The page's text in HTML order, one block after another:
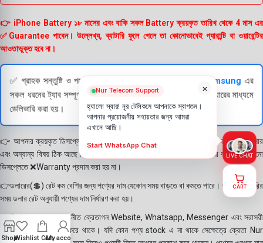
👉 iPhone Battery ১৮ মাসের এবং বাকি সকল Battery ক্রয়কৃত তারিখ থেকে 4 মাস এর
✅Guarantee পাবেন। উল্লেখ্য, ব্যাটারি ফুলে গেলে তা কোনোভাবেই গ্যারান্টি বা ওয়ারেন্টির
আওতাভুক্ত হবে না।
✅ গ্রাহক সন্তুষ্টি ও পণ্যের স্বচ্ছতা নিশ্চিত করতে Samsung এর
সকল ধরনের ট্যাব সম্পূর্ণরূপে যাচাই (Check) করার পরই বিক্রি ও কুরিয়ারের মাধ্যমে
ডেলিভারি করা হয়।
👉 আপনার ক্রয়কৃত ডিসপ্লে স্থায়ী ভাবে লাগানোর আগে মোবাইলে লাগিয়ে চেক করে নিবেন কালার
এবং অন্যান্য বিষয় ঠিক আছে কিনা। শতভাগ নিশ্চিত হয়ে পলি তুলবেন। পলি তোলা বা আঠা লাগানো
ডিসপ্লেতে ❌Warranty প্রদান করা হয় না।
👉ডলারের(💲) রেট কম বেশির জন্য পণ্যের দাম যেকোন সময় বাড়তে বা কমতে পারে। পণ্য ডেলিভারির
সময় ডলার রেট অনুযায়ী পণ্যের দাম নির্ধারণ করা হয়।
👉বিঃ দ্রঃ- আমাদের সম্মানীত ক্রেতাগন Website, Whatsapp, Messenger এবং সরাসরী
ফোন করে পণ্য Order করে থাকে। যদি কোন পণ্য stock এ না থাকে সেক্ষেত্রে ক্রেতা Nur
ShopWishlist CartMy account
×
Nur Telecom Support
হ্যালো স্যার! নূর টেলিকমে আপনাকে স্বাগতম।
আপনার প্রয়োজনীয় সহায়তার জন্য আমরা
এখানে আছি।
Start WhatsApp Chat
LIVE CHAT
CART